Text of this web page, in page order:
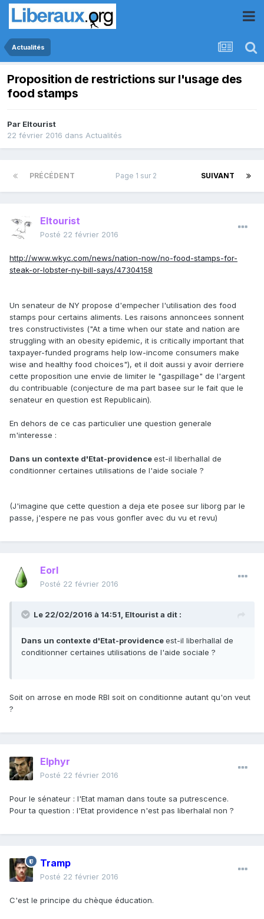
Actualités
Proposition de restrictions sur l'usage des
food stamps
Par Eltourist
22 février 2016 dans Actualités
PRÉCÉDENT SUIVANT
Page 1 sur 2
Eltourist
Posté 22 février 2016
http://www.wkyc.com/news/nation-now/no-food-stamps-for-
steak-or-lobster-ny-bill-says/47304158
Un senateur de NY propose d'empecher l'utilisation des food
stamps pour certains aliments. Les raisons annoncees sonnent
tres constructivistes ("At a time when our state and nation are
struggling with an obesity epidemic, it is critically important that
taxpayer-funded programs help low-income consumers make
wise and healthy food choices"), et il doit aussi y avoir derriere
cette proposition une envie de limiter le "gaspillage" de l'argent
du contribuable (conjecture de ma part basee sur le fait que le
senateur en question est Republicain).
En dehors de ce cas particulier une question generale
m'interesse :
Dans un contexte d'Etat-providenceest-il liberhallal de
conditionner certaines utilisations de l'aide sociale ?
(J'imagine que cette question a deja ete posee sur liborg par le
passe, j'espere ne pas vous gonfler avec du vu et revu)
Eorl
Posté 22 février 2016
Le 22/02/2016 à 14:51, Eltourist a dit :
Dans un contexte d'Etat-providenceest-il liberhallal de
conditionner certaines utilisations de l'aide sociale ?
Soit on arrose en mode RBI soit on conditionne autant qu'on veut
?
Elphyr
Posté 22 février 2016
Pour le sénateur : l'Etat maman dans toute sa putrescence.
Pour ta question : l'Etat providence n'est pas liberhalal non ?
Tramp
Posté 22 février 2016
C'est le principe du chèque éducation.